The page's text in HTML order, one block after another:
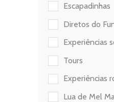
Escapadinhas
Diretos do
Experiências
Tours
Experiências
Lua de Mel